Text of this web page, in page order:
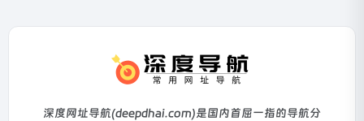
深度网址导航(deepdhai.com)是国内首屈一指的导航分